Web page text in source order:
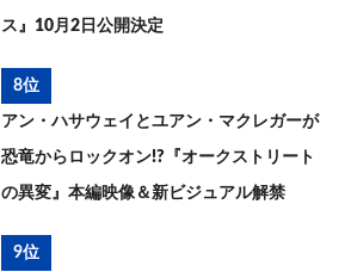
ス』10月2日公開決定
8位
アン・ハサウェイとユアン・マクレガーが
恐竜からロックオン!?『オークストリート
の異変』本編映像＆新ビジュアル解禁
9位